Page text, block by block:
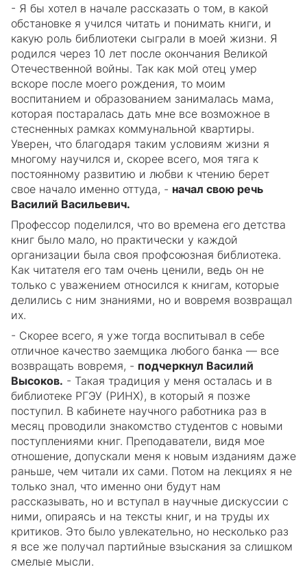
- Я бы хотел в начале рассказать о том, в какой
обстановке я учился читать и понимать книги, и
какую роль библиотеки сыграли в моей жизни. Я
родился через 10 лет после окончания Великой
Отечественной войны. Так как мой отец умер
вскоре после моего рождения, то моим
воспитанием и образованием занималась мама,
которая постаралась дать мне все возможное в
стесненных рамках коммунальной квартиры.
Уверен, что благодаря таким условиям жизни я
многому научился и, скорее всего, моя тяга к
постоянному развитию и любви к чтению берет
свое начало именно оттуда, - начал свою речь
Василий Васильевич.
Профессор поделился, что во времена его детства
книг было мало, но практически у каждой
организации была своя профсоюзная библиотека.
Как читателя его там очень ценили, ведь он не
только с уважением относился к книгам, которые
делились с ним знаниями, но и вовремя возвращал
их.
- Скорее всего, я уже тогда воспитывал в себе
отличное качество заемщика любого банка — все
возвращать вовремя, - подчеркнул Василий
Высоков. - Такая традиция у меня осталась и в
библиотеке РГЭУ (РИНХ), в который я позже
поступил. В кабинете научного работника раз в
месяц проводили знакомство студентов с новыми
поступлениями книг. Преподаватели, видя мое
отношение, допускали меня к новым изданиям даже
раньше, чем читали их сами. Потом на лекциях я не
только знал, что именно они будут нам
рассказывать, но и вступал в научные дискуссии с
ними, опираясь и на тексты книг, и на труды их
критиков. Это было увлекательно, но несколько раз
я все же получал партийные взыскания за слишком
смелые мысли.